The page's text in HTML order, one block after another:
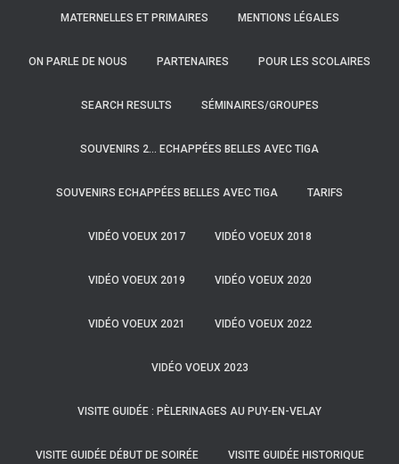
MATERNELLES ET PRIMAIRES MENTIONS LÉGALES
ON PARLE DE NOUS PARTENAIRES POUR LES SCOLAIRES
SEARCH RESULTS SÉMINAIRES/GROUPES
SOUVENIRS 2… ECHAPPÉES BELLES AVEC TIGA
SOUVENIRS ECHAPPÉES BELLES AVEC TIGA TARIFS
VIDÉO VOEUX 2017 VIDÉO VOEUX 2018
VIDÉO VOEUX 2019 VIDÉO VOEUX 2020
VIDÉO VOEUX 2021 VIDÉO VOEUX 2022
VIDÉO VOEUX 2023
VISITE GUIDÉE : PÈLERINAGES AU PUY-EN-VELAY
VISITE GUIDÉE DÉBUT DE SOIRÉE VISITE GUIDÉE HISTORIQUE